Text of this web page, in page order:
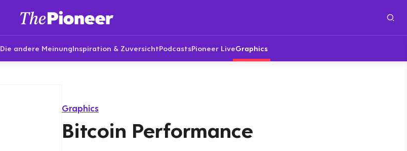
Die andere MeinungInspiration & ZuversichtPodcastsPioneer LiveGraphics
Graphics
Bitcoin Performance